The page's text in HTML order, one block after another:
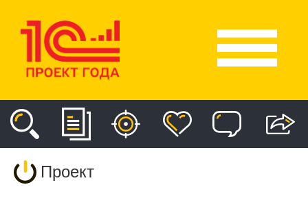
Проект